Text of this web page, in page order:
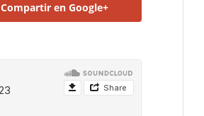
Compartir en Google+